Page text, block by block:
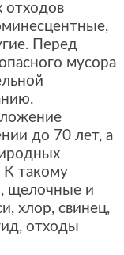
отходов
Перед
мусора
до 70 лет, а
К такому
щелочные и
хлор, свинец,
отходы